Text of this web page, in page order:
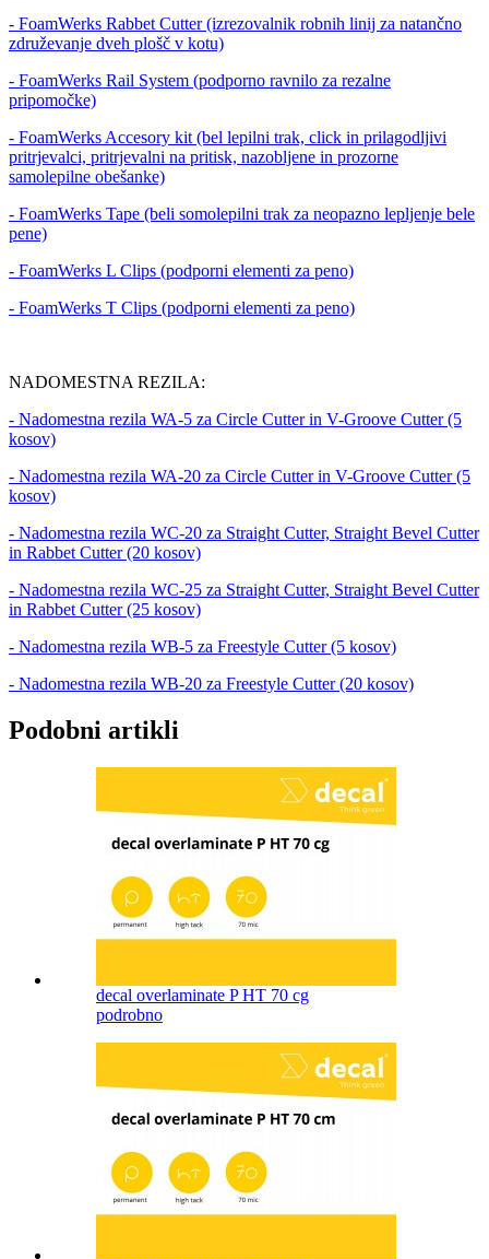
- FoamWerks Rabbet Cutter (izrezovalnik robnih linij za natančno
združevanje dveh plošč v kotu)
- FoamWerks Rail System (podporno ravnilo za rezalne
pripomočke)
- FoamWerks Accesory kit (bel lepilni trak, click in prilagodljivi
pritrjevalci, pritrjevalni na pritisk, nazobljene in prozorne
samolepilne obešanke)
- FoamWerks Tape (beli somolepilni trak za neopazno lepljenje bele
pene)
- FoamWerks L Clips (podporni elementi za peno)
- FoamWerks T Clips (podporni elementi za peno)
NADOMESTNA REZILA:
- Nadomestna rezila WA-5 za Circle Cutter in V-Groove Cutter (5
kosov)
- Nadomestna rezila WA-20 za Circle Cutter in V-Groove Cutter (5
kosov)
- Nadomestna rezila WC-20 za Straight Cutter, Straight Bevel Cutter
in Rabbet Cutter (20 kosov)
- Nadomestna rezila WC-25 za Straight Cutter, Straight Bevel Cutter
in Rabbet Cutter (25 kosov)
- Nadomestna rezila WB-5 za Freestyle Cutter (5 kosov)
- Nadomestna rezila WB-20 za Freestyle Cutter (20 kosov)
Podobni artikli
decal overlaminate P HT 70 cg
podrobno